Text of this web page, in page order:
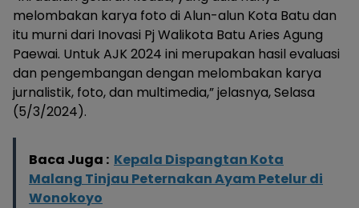
melombakan karya foto di Alun-alun Kota Batu dan
itu murni dari Inovasi Pj Walikota Batu Aries Agung
Paewai. Untuk AJK 2024 ini merupakan hasil evaluasi
dan pengembangan dengan melombakan karya
jurnalistik, foto, dan multimedia,” jelasnya, Selasa
(5/3/2024).
Baca Juga : Kepala Dispangtan Kota
Malang Tinjau Peternakan Ayam Petelur di
Wonokoyo